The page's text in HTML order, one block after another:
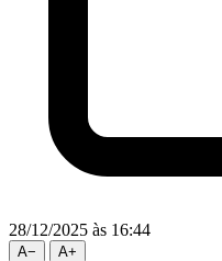
28/12/2025 às 16:44
A− A+